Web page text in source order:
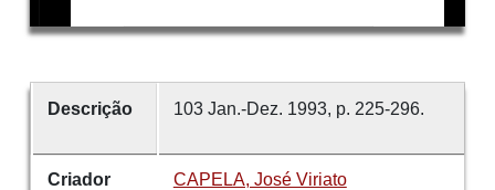
Descrição 103 Jan.-Dez. 1993, p. 225-296.
Criador CAPELA, José Viriato